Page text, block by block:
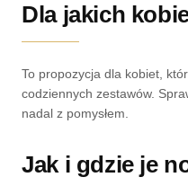
Dla jakich
To propozycja dla kobiet,
codziennych zestawów.
nadal z pomysłem.
Jak i gdzie je